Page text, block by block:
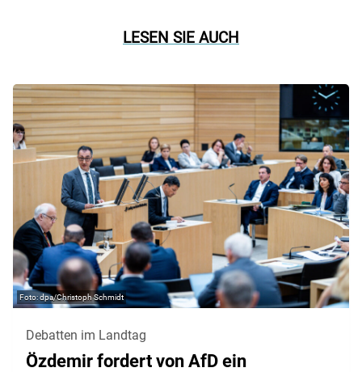
LESEN SIE AUCH
dpa/Christoph Schmidt
Debatten im Landtag
Özdemir fordert von AfD ein